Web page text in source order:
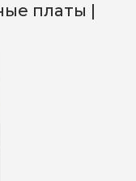
платы |